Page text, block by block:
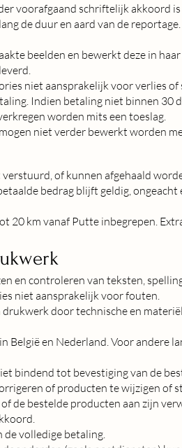
voorafgaand schriftelijk akkoord is
de duur en aard van de
beelden en bewerkt deze in
niet aansprakelijk voor verlies
Indien betaling niet binnen 30
worden mits een toeslag.
niet verder bewerkt worden
of kunnen afgehaald
bedrag blijft geldig,
20 km vanaf Putte inbegrepen.
en controleren van teksten,
niet aansprakelijk voor fouten.
door technische en
België en Nederland. Voor andere
bindend tot bevestiging van de
of producten te wijzigen of
de bestelde producten aan zijn
volledige betaling.